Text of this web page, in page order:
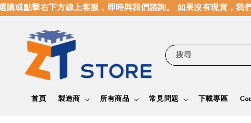
或點擊右下方線上客服，即時與我們諮詢。 如果沒有現貨，我們
搜尋
首頁 製造商 所有商品 常見問題 下載專區